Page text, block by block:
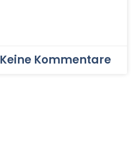
Keine Kommentare